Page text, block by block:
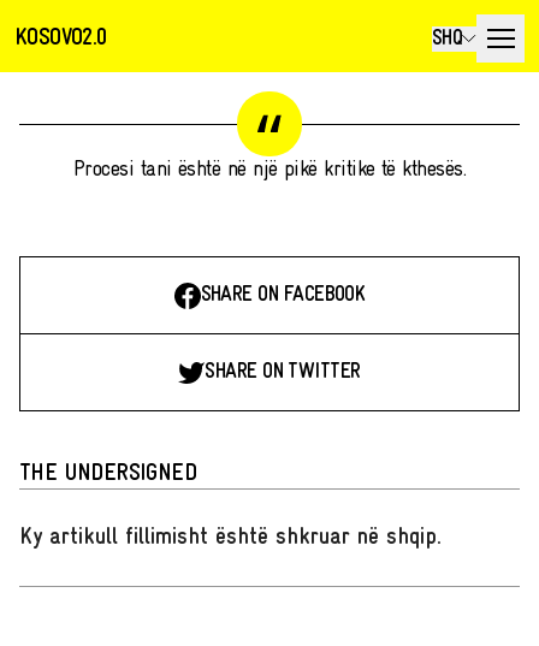
KOSOVO2.0 SHQ
Procesi tani është në një pikë kritike të kthesës.
SHARE ON FACEBOOK
SHARE ON TWITTER
THE UNDERSIGNED
Ky artikull fillimisht është shkruar në shqip.